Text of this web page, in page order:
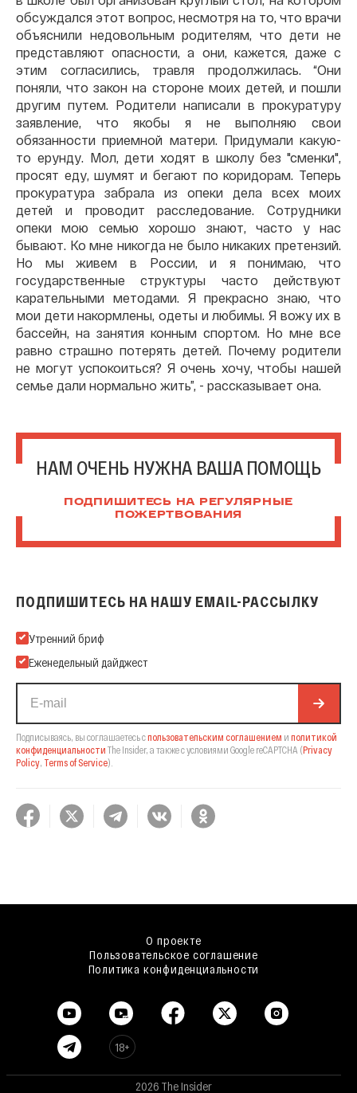
обсуждался этот вопрос, несмотря на то, что врачи
объяснили недовольным родителям, что дети не
представляют опасности, а они, кажется, даже с
этим согласились, травля продолжилась. “Они
поняли, что закон на стороне моих детей, и пошли
другим путем. Родители написали в прокуратуру
заявление, что якобы я не выполняю свои
обязанности приемной матери. Придумали какую-
то ерунду. Мол, дети ходят в школу без "сменки",
просят еду, шумят и бегают по коридорам. Теперь
прокуратура забрала из опеки дела всех моих
детей и проводит расследование. Сотрудники
опеки мою семью хорошо знают, часто у нас
бывают. Ко мне никогда не было никаких претензий.
Но мы живем в России, и я понимаю, что
государственные структуры часто действуют
карательными методами. Я прекрасно знаю, что
мои дети накормлены, одеты и любимы. Я вожу их в
бассейн, на занятия конным спортом. Но мне все
равно страшно потерять детей. Почему родители
не могут успокоиться? Я очень хочу, чтобы нашей
семье дали нормально жить”, - рассказывает она.
НАМ ОЧЕНЬ НУЖНА ВАША ПОМОЩЬ
ПОДПИШИТЕСЬ НА РЕГУЛЯРНЫЕ
ПОЖЕРТВОВАНИЯ
ПОДПИШИТЕСЬ НА НАШУ EMAIL-РАССЫЛКУ
Подпишитесь на нашу Email-рассылку
Утренний бриф
Еженедельный дайджест
Подписываясь, вы соглашаетесь спользовательским соглашением и политикой
конфиденциальности The Insider, а также с условиями Google reCAPTCHA (Privacy
Policy Terms of Service).
О проекте
Пользовательское соглашение
Политика конфиденциальности
18+
2026 The Insider